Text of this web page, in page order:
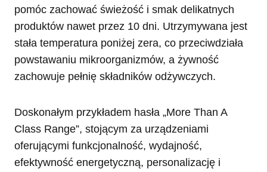
pomóc zachować świeżość i smak delikatnych
produktów nawet przez 10 dni. Utrzymywana jest
stała temperatura poniżej zera, co przeciwdziała
powstawaniu mikroorganizmów, a żywność
zachowuje pełnię składników odżywczych.
Doskonałym przykładem hasła „More Than A
Class Range”, stojącym za urządzeniami
oferującymi funkcjonalność, wydajność,
efektywność energetyczną, personalizację i